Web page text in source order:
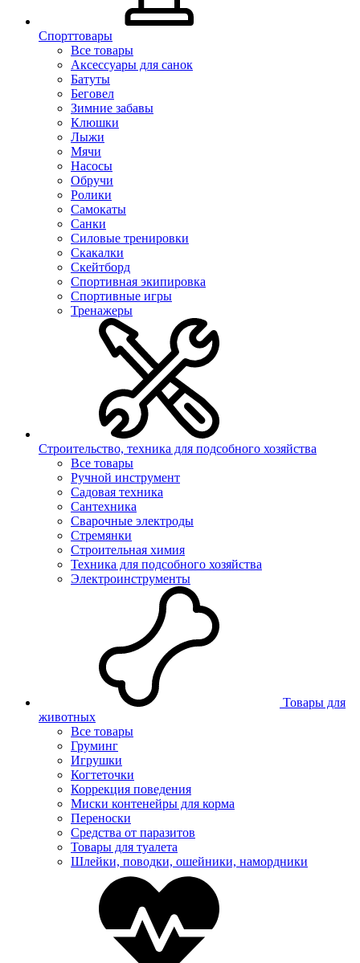
Спорттовары
Все товары
Аксессуары для санок
Батуты
Беговел
Зимние забавы
Клюшки
Лыжи
Мячи
Насосы
Обручи
Ролики
Самокаты
Санки
Силовые тренировки
Скакалки
Скейтборд
Спортивная экипировка
Спортивные игры
Тренажеры
Строительство, техника для подсобного хозяйства
Все товары
Ручной инструмент
Садовая техника
Сантехника
Сварочные электроды
Стремянки
Строительная химия
Техника для подсобного хозяйства
Электроинструменты
Товары для
животных
Все товары
Груминг
Игрушки
Когтеточки
Коррекция поведения
Миски контенейры для корма
Переноски
Средства от паразитов
Товары для туалета
Шлейки, поводки, ошейники, намордники